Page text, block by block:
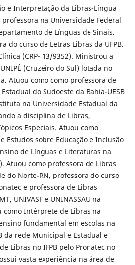
e Interpretação da Libras-Língua
na Universidade Federal
de Línguas de Sinais.
do curso de Letras Libras da UFPB.
(CRP- 13/9352). Ministrou a
(Cruzeiro do Sul) lotada no
Atuou como como professora de
do Sudoeste da Bahia-UESB
na Universidade Estadual da
a disciplina de Libras,
Especiais. Atuou como
Estudos sobre Educação e Inclusão
de Línguas e Literaturas na
Atuou como professora de Libras
do Norte-RN, professora do curso
e professora de Libras
UNIVASF e UNINASSAU na
como Intérprete de Libras na
fundamental em escolas na
da rede Municipal e Estadual e
Libras no IFPB pelo Pronatec no
vasta experiência na área de